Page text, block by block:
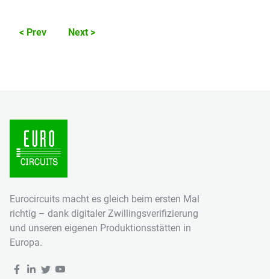
< Prev Next >
Eurocircuits macht es gleich beim ersten Mal
richtig – dank digitaler Zwillingsverifizierung
und unseren eigenen Produktionsstätten in
Europa.